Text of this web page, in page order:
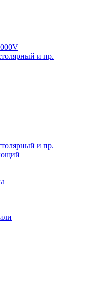
и пр.
и пр.